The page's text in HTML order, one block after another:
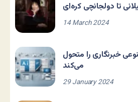
تا دولجانچی کره‌ای
14 March 2024
خبرنگاری را متحول
می‌کند
29 January 2024